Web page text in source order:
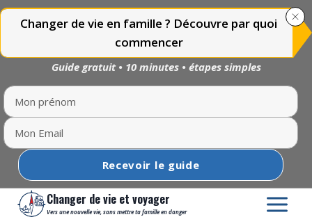
Aller
Changer de vie et voyager
Vers une nouvelle vie, sans mettre ta famille en danger
Changer de vie en famille ? Découvre par quoi
commencer
Guide gratuit • 10 minutes • étapes simples
Recevoir le guide